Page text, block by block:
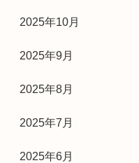
2025年10月
2025年9月
2025年8月
2025年7月
2025年6月